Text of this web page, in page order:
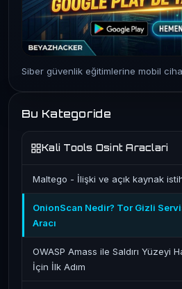
Siber güvenlik eğitimlerine mobil
Bu Kategoride
Kali Tools Osint Araclari
Maltego - İlişki ve açık kaynak
OnionScan Nedir? Tor Gizli
Aracı
OWASP Amass ile Saldırı Yüzeyi
İçin İlk Adım